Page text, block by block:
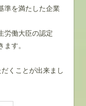
準を満たした企業
労働大臣の認定
ます。
くことが出来まし